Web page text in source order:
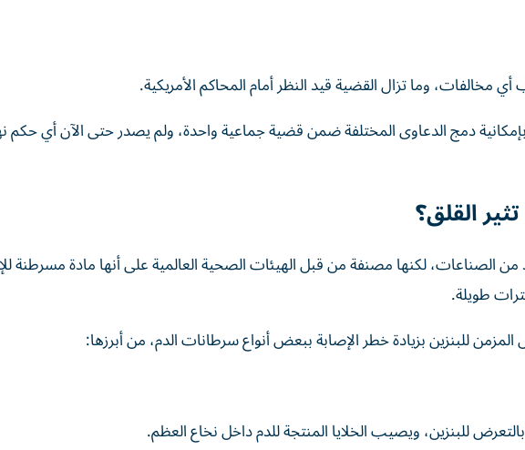
مخالفات، وما تزال القضية قيد النظر أمام المحاكم الأمريكية.
بإمكانية دمج الدعاوى المختلفة ضمن قضية جماعية واحدة، ولم يصدر حتى الآن أي حكم
القلق؟
من الصناعات، لكنها مصنفة من قبل الهيئات الصحية العالمية على أنها مادة مسرطنة
طويلة.
للبنزين بزيادة خطر الإصابة ببعض أنواع سرطانات الدم، من أبرزها:
للبنزين، ويصيب الخلايا المنتجة للدم داخل نخاع العظم.